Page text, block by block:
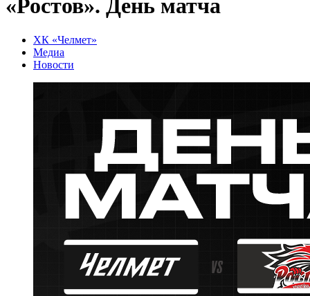
«Ростов». День матча
ХК «Челмет»
Медиа
Новости